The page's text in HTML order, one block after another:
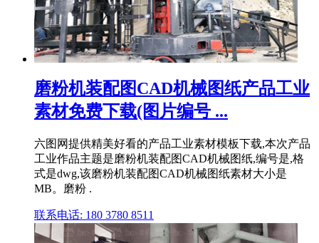
磨粉机装配图CAD机械图纸产品工业
素材免费下载(图片编号 ...
六图网提供精美好看的产品工业素材模板下载,本次产品
工业作品主题是磨粉机装配图CAD机械图纸,编号是,格
式是dwg,该磨粉机装配图CAD机械图纸素材大小是
MB。磨粉 .
联系电话: 180 3780 8511